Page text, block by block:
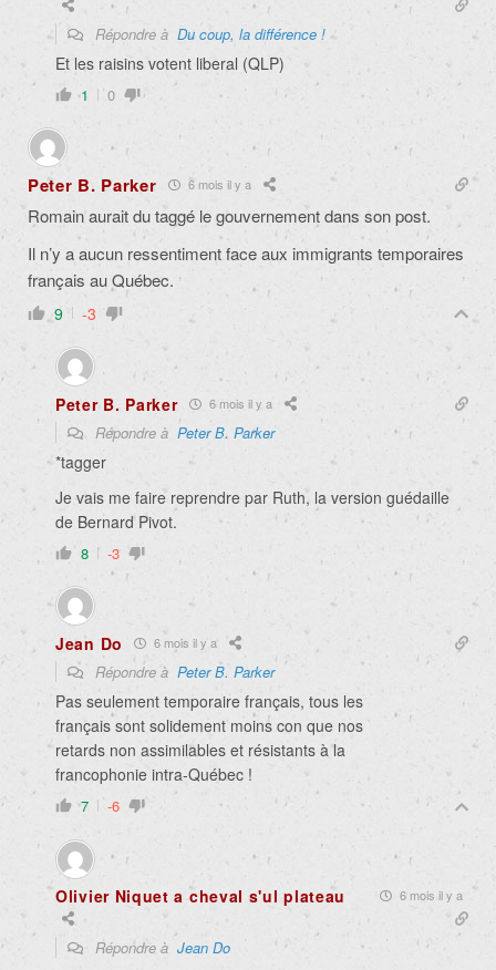
Répondre à Du coup, la différence !
Et les raisins votent liberal (QLP)
1 0
Peter B. Parker 6 mois il y a
Romain aurait du taggé le gouvernement dans son post.
Il n’y a aucun ressentiment face aux immigrants temporaires
français au Québec.
9 -3
Peter B. Parker 6 mois il y a
Répondre à Peter B. Parker
*tagger
Je vais me faire reprendre par Ruth, la version guédaille
de Bernard Pivot.
8 -3
Jean Do 6 mois il y a
Répondre à Peter B. Parker
Pas seulement temporaire français, tous les
français sont solidement moins con que nos
retards non assimilables et résistants à la
francophonie intra-Québec !
7 -6
Olivier Niquet a cheval s'ul plateau 6 mois il y a
Répondre à Jean Do